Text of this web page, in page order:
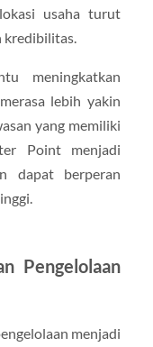
usaha turut
kredibilitas.
meningkatkan
lebih yakin
yang memiliki
Point menjadi
dapat berperan
Pengelolaan
menjadi